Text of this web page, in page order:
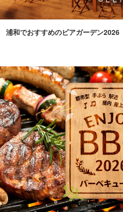
浦和でおすすめのビアガーデン2026